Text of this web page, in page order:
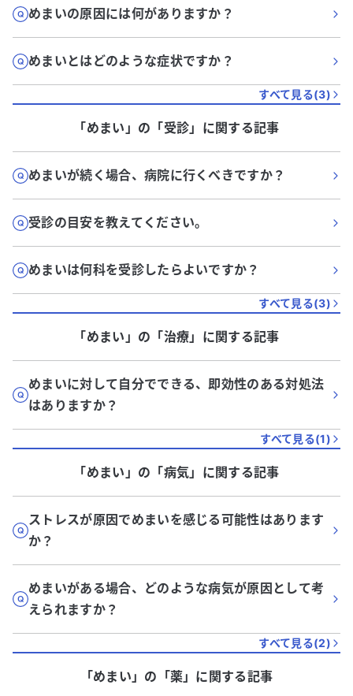
めまいの原因には何がありますか？
めまいとはどのような症状ですか？
すべて見る(3)
「めまい」 の「受診」に関する記事
めまいが続く場合、病院に行くべきですか？
受診の目安を教えてください。
めまいは何科を受診したらよいですか？
すべて見る(3)
「めまい」 の「治療」に関する記事
めまいに対して自分でできる、即効性のある対処法
はありますか？
すべて見る(1)
「めまい」 の「病気」に関する記事
ストレスが原因でめまいを感じる可能性はあります
か？
めまいがある場合、どのような病気が原因として考
えられますか？
すべて見る(2)
「めまい」 の「薬」に関する記事